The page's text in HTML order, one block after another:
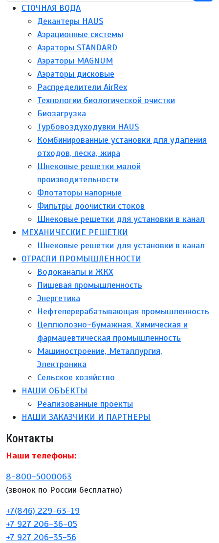
СТОЧНАЯ ВОДА
Декантеры HAUS
Аэрационные системы
Аэраторы STANDARD
Аэраторы MAGNUM
Аэраторы дисковые
Распределители AirRex
Технологии биологической очистки
Биозагрузка
Турбовоздуходувки HAUS
Комбинированные установки для удаления
отходов, песка, жира
Шнековые решетки малой
производительности
Флотаторы напорные
Фильтры доочистки стоков
Шнековые решетки для установки в канал
МЕХАНИЧЕСКИЕ РЕШЕТКИ
Шнековые решетки для установки в канал
ОТРАСЛИ ПРОМЫШЛЕННОСТИ
Водоканалы и ЖКХ
Пищевая промышленность
Энергетика
Нефтеперерабатывающая промышленность
Целлюлозно-бумажная, Химическая и
фармацевтическая промышленность
Машиностроение, Металлургия,
Электроника
Сельское хозяйство
НАШИ ОБЪЕКТЫ
Реализованные проекты
НАШИ ЗАКАЗЧИКИ И ПАРТНЕРЫ
Контакты
Наши телефоны:
8-800-5000063
(звонок по России бесплатно)
+7(846) 229-63-19
+7 927 206-36-05
+7 927 206-35-56